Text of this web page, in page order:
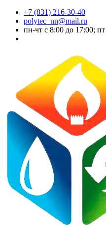
+7 (831) 216-30-40
polytec_nn@mail.ru
пн-чт с 8:00 до 17:00;